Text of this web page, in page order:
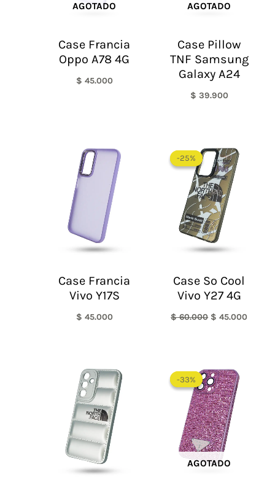
AGOTADO
Case Francia
Oppo A78 4G
$ 45.000
AGOTADO
Case Pillow
TNF Samsung
Galaxy A24
$ 39.900
Case Francia
Vivo Y17S
$ 45.000
-25%
-25%
Case So Cool
Vivo Y27 4G
$60.000
precio
original
era:
$ 60.000.
$ 45.000
-33%
AGOTADO
-33%
precio
original
era:
$ 60.000.